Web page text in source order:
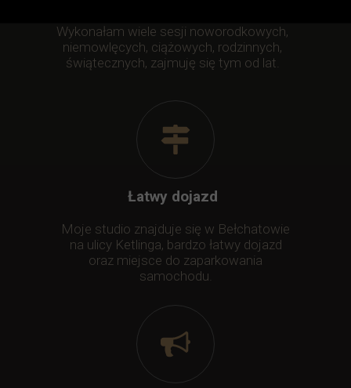
Wykonałam wiele sesji noworodkowych,
niemowlęcych, ciążowych, rodzinnych,
świątecznych, zajmuję się tym od lat.
Łatwy dojazd
Moje studio znajduje się w Bełchatowie
na ulicy Ketlinga, bardzo łatwy dojazd
oraz miejsce do zaparkowania
samochodu.